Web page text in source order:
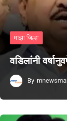
माझा जिल्हा
वडिलांनी
By